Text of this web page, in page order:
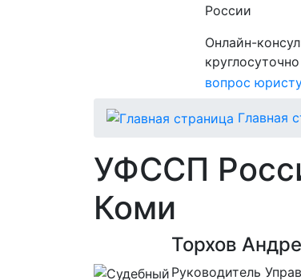
России
Онлайн-
круглосуточно
вопрос
Главная
УФССП
Коми
Торхов
Руководитель